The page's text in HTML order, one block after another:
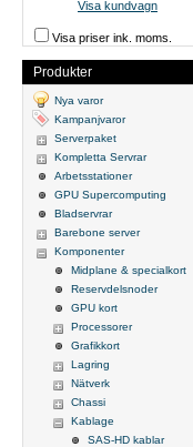
Visa kundvagn
Visa priser ink. moms.
Produkter
Nya varor
Kampanjvaror
Serverpaket
Kompletta Servrar
Arbetsstationer
GPU Supercomputing
Bladservrar
Barebone server
Komponenter
Midplane & specialkort
Reservdelsnoder
GPU kort
Processorer
Grafikkort
Lagring
Nätverk
Chassi
Kablage
SAS-HD kablar